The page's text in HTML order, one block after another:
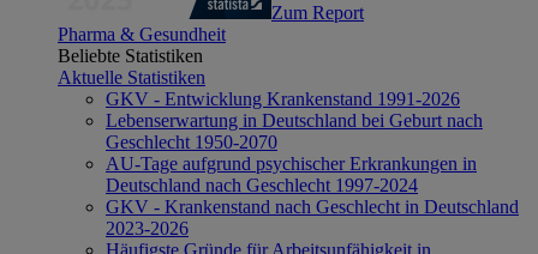
Zum Report
Pharma & Gesundheit
Beliebte Statistiken
Aktuelle Statistiken
GKV - Entwicklung Krankenstand 1991-2026
Lebenserwartung in Deutschland bei Geburt nach
Geschlecht 1950-2070
AU-Tage aufgrund psychischer Erkrankungen in
Deutschland nach Geschlecht 1997-2024
GKV - Krankenstand nach Geschlecht in Deutschland
2023-2026
Häufigste Gründe für Arbeitsunfähigkeit in